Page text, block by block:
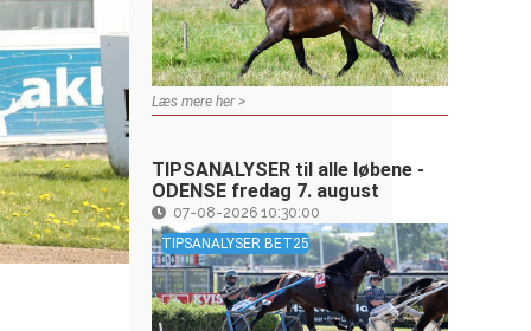
Læs mere her >
TIPSANALYSER til alle løbene -
ODENSE fredag 7. august
07-08-2026 10:30:00
TIPSANALYSER BET25